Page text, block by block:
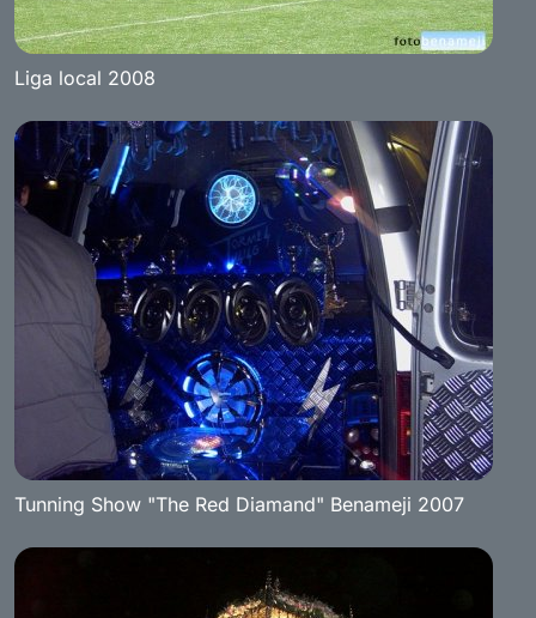
Liga local 2008
Tunning Show "The Red Diamand" Benameji 2007